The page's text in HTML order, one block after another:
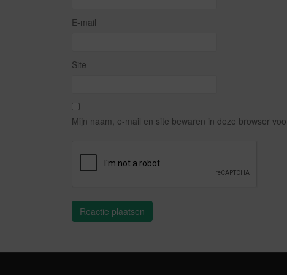
E-mail
Site
Mijn naam, e-mail en site bewaren in deze browser